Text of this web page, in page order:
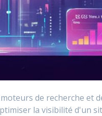
de recherche et
la visibilité d'un